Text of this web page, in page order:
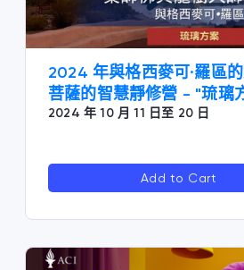
2024 年與格西麥可·羅區
菩薩的智慧靜修營 - "琉璃
2024 年 10 月 11 日至 20 日
Add to Cart